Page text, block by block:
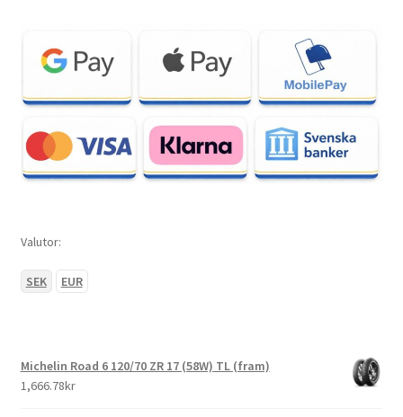
Valutor:
SEK EUR
Michelin Road 6 120/70 ZR 17 (58W) TL (fram)
1,666.78kr